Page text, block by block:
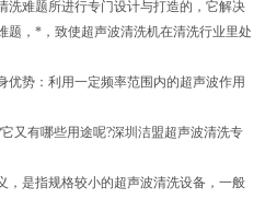
洗难题所进行专门设计与打造的，它解决
题，*，致使超声波清洗机在清洗行业里处
优势：利用一定频率范围内的超声波作用
有哪些用途呢?深圳洁盟超声波清洗专
是指规格较小的超声波清洗设备，一般